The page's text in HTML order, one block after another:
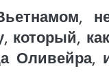
Оливейра,